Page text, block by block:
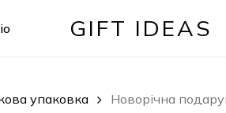
GIFT IDEAS
упаковка Новорічна